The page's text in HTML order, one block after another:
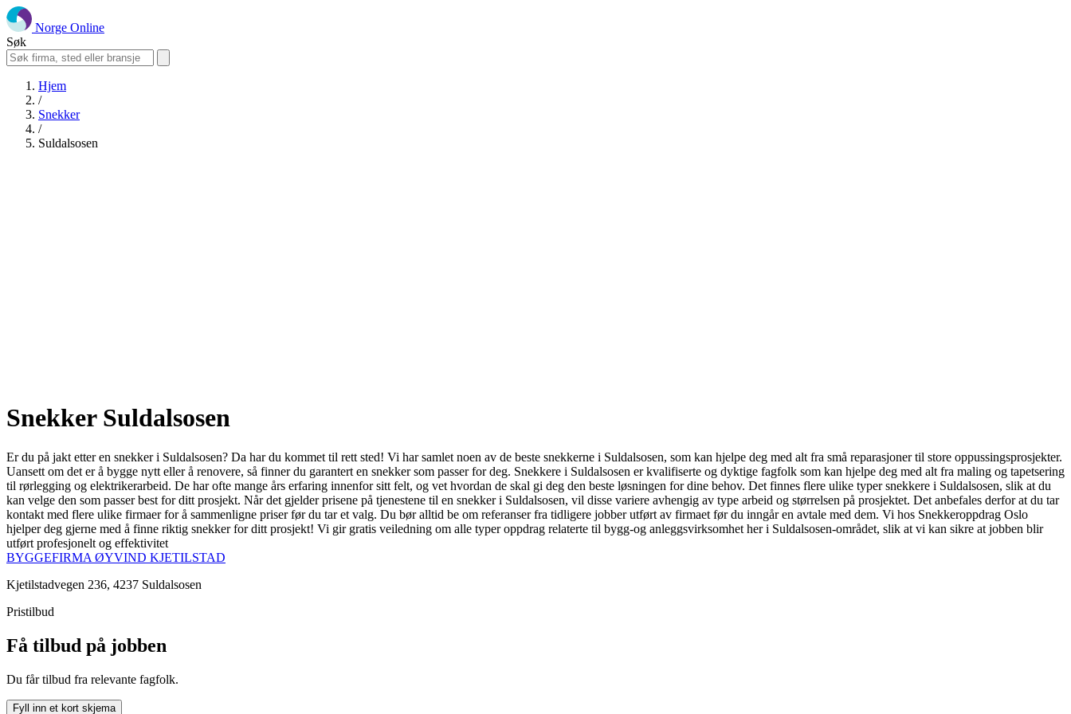
Norge Online
Søk
Hjem
/
Snekker
/
Suldalsosen
Snekker Suldalsosen
Er du på jakt etter en snekker i Suldalsosen? Da har du kommet til rett sted! Vi har samlet noen av de beste snekkerne i Suldalsosen, som kan hjelpe deg med alt fra små reparasjoner til store oppussingsprosjekter.
Uansett om det er å bygge nytt eller å renovere, så finner du garantert en snekker som passer for deg. Snekkere i Suldalsosen er kvalifiserte og dyktige fagfolk som kan hjelpe deg med alt fra maling og tapetsering
til rørlegging og elektrikerarbeid. De har ofte mange års erfaring innenfor sitt felt, og vet hvordan de skal gi deg den beste løsningen for dine behov. Det finnes flere ulike typer snekkere i Suldalsosen, slik at du
kan velge den som passer best for ditt prosjekt. Når det gjelder prisene på tjenestene til en snekker i Suldalsosen, vil disse variere avhengig av type arbeid og størrelsen på prosjektet. Det anbefales derfor at du tar
kontakt med flere ulike firmaer for å sammenligne priser før du tar et valg. Du bør alltid be om referanser fra tidligere jobber utført av firmaet før du inngår en avtale med dem. Vi hos Snekkeroppdrag Oslo
hjelper deg gjerne med å finne riktig snekker for ditt prosjekt! Vi gir gratis veiledning om alle typer oppdrag relaterte til bygg-og anleggsvirksomhet her i Suldalsosen-området, slik at vi kan sikre at jobben blir
utført profesjonelt og effektivitet
BYGGEFIRMA ØYVIND KJETILSTAD
Kjetilstadvegen 236, 4237 Suldalsosen
Pristilbud
Få tilbud på jobben
Du får tilbud fra relevante fagfolk.
Fyll inn et kort skjema